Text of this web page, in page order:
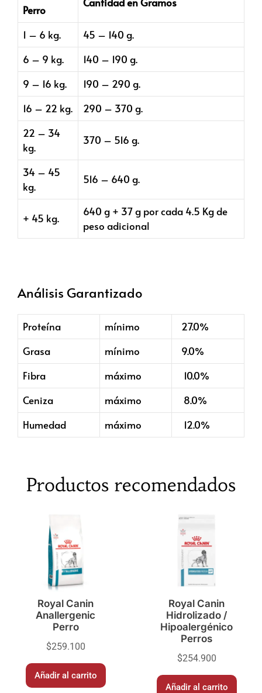
Perro
1 – 6 kg.
45 – 140 g.
6 – 9 kg.
140 – 190 g.
9 – 16 kg.
190 – 290 g.
16 – 22 kg.
290 – 370 g.
22 – 34
kg.
370 – 516 g.
34 – 45
kg.
516 – 640 g.
+ 45 kg.
640 g + 37 g por cada 4.5 Kg de
peso adicional
Análisis Garantizado
Proteína mínimo
27.0%
Grasa
mínimo
9.0%
Fibra
máximo
10.0%
Ceniza
máximo
8.0%
Humedad
máximo 12.0%
Productos recomendados
Royal Canin
Anallergenic
Perro
$259.100
Añadir al carrito
Royal Canin
Hidrolizado /
Hipoalergénico
Perros
$254.900
Añadir al carrito